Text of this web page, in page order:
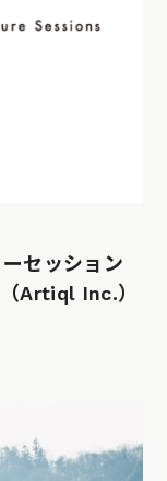
セッション
Artiql Inc.）